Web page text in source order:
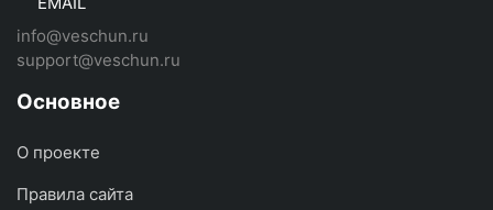
info@veschun.ru
support@veschun.ru
Основное
О проекте
Правила сайта